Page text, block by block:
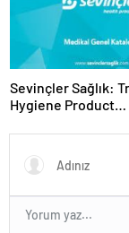
Sevinçler Sağlık:
Hygiene Product